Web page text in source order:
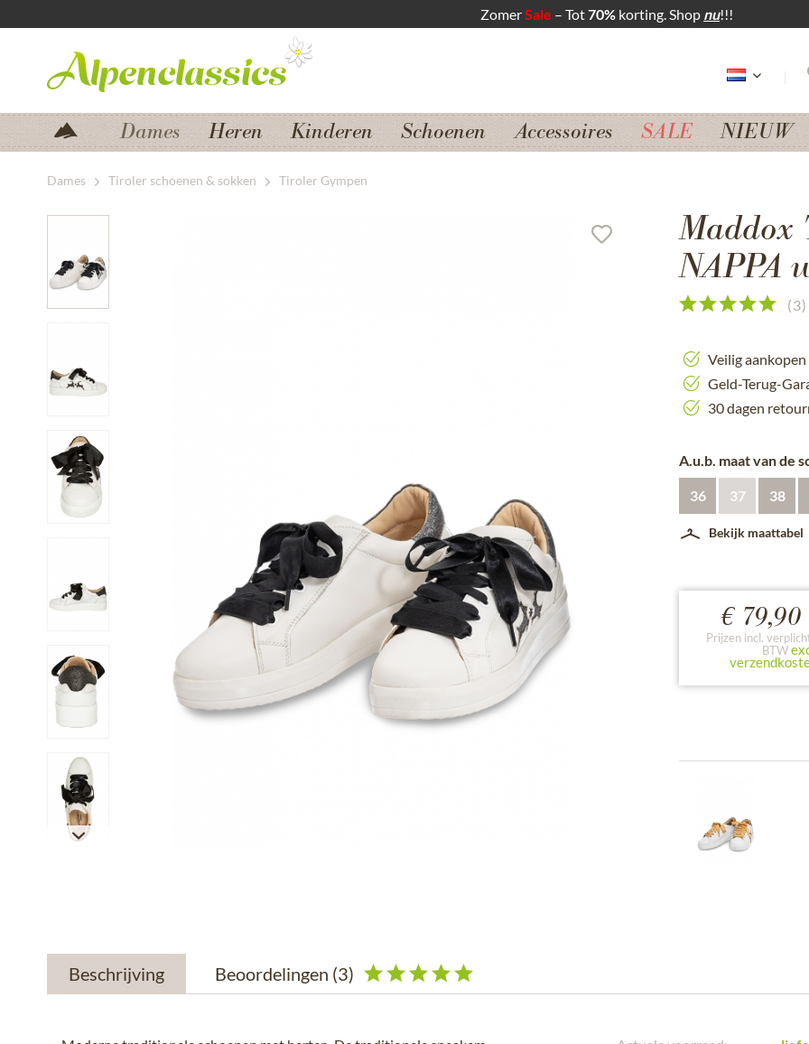
ZomerSale – Tot70% korting. Shop nu!!!
Zum Hauptbereich springen
Dames Heren Kinderen Schoenen Accessoires SALE NIEUW
Dames Tiroler schoenen & sokken Tiroler Gympen
Maddox
NAPPA
(3)
Veilig aankopen
Geld-Terug-
30 dagen
A.u.b. maat van de
36 37 38
Bekijk maattabel
€ 79,90
Prijzen incl.
BTW
Beschrijving Beoordelingen (3)